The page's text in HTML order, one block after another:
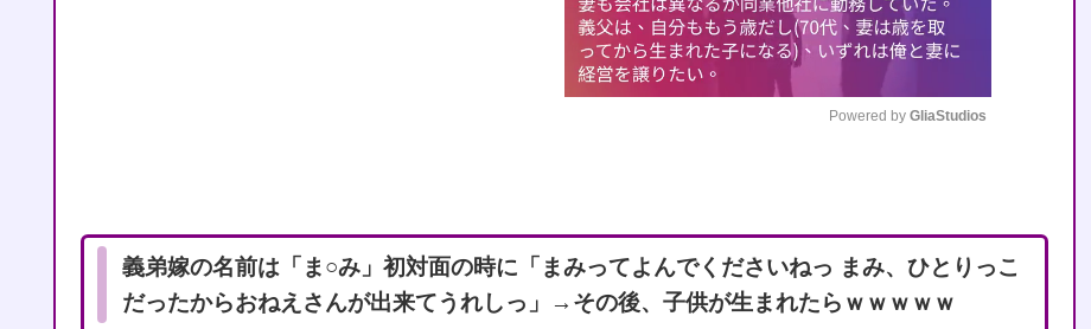
e
Powered by GliaStudios
義弟嫁の名前は「ま○み」初対面の時に「まみってよんでくださいねっ まみ、ひとりっこ
だったからおねえさんが出来てうれしっ」→その後、子供が生まれたらｗｗｗｗｗ